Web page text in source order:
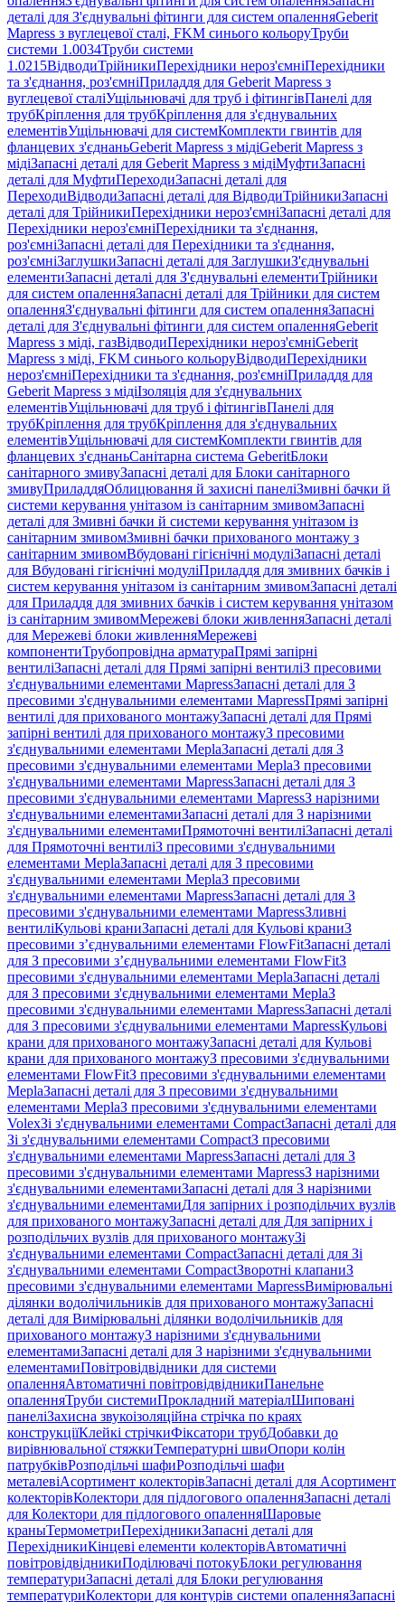
деталі для З'єднувальні фітинги для систем опаленняGeberit
Mapress з вуглецевої сталі, FKM синього кольоруТруби
системи 1.0034Труби системи
1.0215ВідводиТрійникиПерехідники нероз'ємніПерехідники
та з'єднання, роз'ємніПриладдя для Geberit Mapress з
вуглецевої сталіУщільнювачі для труб і фітингівПанелі для
трубКріплення для трубКріплення для з'єднувальних
елементівУщільнювачі для системКомплекти гвинтів для
фланцевих з'єднаньGeberit Mapress з мідіGeberit Mapress з
мідіЗапасні деталі для Geberit Mapress з мідіМуфтиЗапасні
деталі для МуфтиПереходиЗапасні деталі для
ПереходиВідводиЗапасні деталі для ВідводиТрійникиЗапасні
деталі для ТрійникиПерехідники нероз'ємніЗапасні деталі для
Перехідники нероз'ємніПерехідники та з'єднання,
роз'ємніЗапасні деталі для Перехідники та з'єднання,
роз'ємніЗаглушкиЗапасні деталі для ЗаглушкиЗ'єднувальні
елементиЗапасні деталі для З'єднувальні елементиТрійники
для систем опаленняЗапасні деталі для Трійники для систем
опаленняЗ'єднувальні фітинги для систем опаленняЗапасні
деталі для З'єднувальні фітинги для систем опаленняGeberit
Mapress з міді, газВідводиПерехідники нероз'ємніGeberit
Mapress з міді, FKM синього кольоруВідводиПерехідники
нероз'ємніПерехідники та з'єднання, роз'ємніПриладдя для
Geberit Mapress з мідіІзоляція для з'єднувальних
елементівУщільнювачі для труб і фітингівПанелі для
трубКріплення для трубКріплення для з'єднувальних
елементівУщільнювачі для системКомплекти гвинтів для
фланцевих з'єднаньСанітарна система GeberitБлоки
санітарного змивуЗапасні деталі для Блоки санітарного
змивуПриладдяОблицювання й захисні панеліЗмивні бачки й
системи керування унітазом із санітарним змивомЗапасні
деталі для Змивні бачки й системи керування унітазом із
санітарним змивомЗмивні бачки прихованого монтажу з
санітарним змивомВбудовані гігієнічні модуліЗапасні деталі
для Вбудовані гігієнічні модуліПриладдя для змивних бачків і
систем керування унітазом із санітарним змивомЗапасні деталі
для Приладдя для змивних бачків і систем керування унітазом
із санітарним змивомМережеві блоки живленняЗапасні деталі
для Мережеві блоки живленняМережеві
компонентиТрубопровідна арматураПрямі запірні
вентиліЗапасні деталі для Прямі запірні вентиліЗ пресовими
з'єднувальними елементами MapressЗапасні деталі для З
пресовими з'єднувальними елементами MapressПрямі запірні
вентилі для прихованого монтажуЗапасні деталі для Прямі
запірні вентилі для прихованого монтажуЗ пресовими
з'єднувальними елементами MeplaЗапасні деталі для З
пресовими з'єднувальними елементами MeplaЗ пресовими
з'єднувальними елементами MapressЗапасні деталі для З
пресовими з'єднувальними елементами MapressЗ нарізними
з'єднувальними елементамиЗапасні деталі для З нарізними
з'єднувальними елементамиПрямоточні вентиліЗапасні деталі
для Прямоточні вентиліЗ пресовими з'єднувальними
елементами MeplaЗапасні деталі для З пресовими
з'єднувальними елементами MeplaЗ пресовими
з'єднувальними елементами MapressЗапасні деталі для З
пресовими з'єднувальними елементами MapressЗливні
вентиліКульові краниЗапасні деталі для Кульові краниЗ
пресовими з’єднувальними елементами FlowFitЗапасні деталі
для З пресовими з’єднувальними елементами FlowFitЗ
пресовими з'єднувальними елементами MeplaЗапасні деталі
для З пресовими з'єднувальними елементами MeplaЗ
пресовими з'єднувальними елементами MapressЗапасні деталі
для З пресовими з'єднувальними елементами MapressКульові
крани для прихованого монтажуЗапасні деталі для Кульові
крани для прихованого монтажуЗ пресовими з'єднувальними
елементами FlowFitЗ пресовими з'єднувальними елементами
MeplaЗапасні деталі для З пресовими з'єднувальними
елементами MeplaЗ пресовими з'єднувальними елементами
VolexЗі з'єднувальними елементами CompactЗапасні деталі для
Зі з'єднувальними елементами CompactЗ пресовими
з'єднувальними елементами MapressЗапасні деталі для З
пресовими з'єднувальними елементами MapressЗ нарізними
з'єднувальними елементамиЗапасні деталі для З нарізними
з'єднувальними елементамиДля запірних і розподільчих вузлів
для прихованого монтажуЗапасні деталі для Для запірних і
розподільчих вузлів для прихованого монтажуЗі
з'єднувальними елементами CompactЗапасні деталі для Зі
з'єднувальними елементами CompactЗворотні клапаниЗ
пресовими з'єднувальними елементами MapressВимірювальні
ділянки водолічильників для прихованого монтажуЗапасні
деталі для Вимірювальні ділянки водолічильників для
прихованого монтажуЗ нарізними з'єднувальними
елементамиЗапасні деталі для З нарізними з'єднувальними
елементамиПовітровідвідники для системи
опаленняАвтоматичні повітровідвідникиПанельне
опаленняТруби системиПрокладний матеріалШиповані
панеліЗахисна звукоізоляційна стрічка по краях
конструкціїКлейкі стрічкиФіксатори трубДобавки до
вирівнювальної стяжкиТемпературні швиОпори колін
патрубківРозподільчі шафиРозподільчі шафи
металевіАсортимент колекторівЗапасні деталі для Асортимент
колекторівКолектори для підлогового опаленняЗапасні деталі
для Колектори для підлогового опаленняШаровые
краныТермометриПерехідникиЗапасні деталі для
ПерехідникиКінцеві елементи колекторівАвтоматичні
повітровідвідникиПоділювачі потокуБлоки регулювання
температуриЗапасні деталі для Блоки регулювання
температуриКолектори для контурів системи опаленняЗапасні